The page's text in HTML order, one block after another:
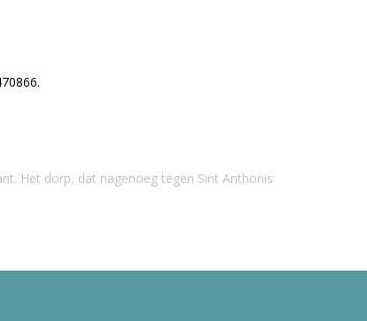
Het dorp, dat nagenoeg tegen Sint Anthonis